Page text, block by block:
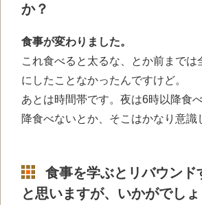
か？
食事が変わりました。
これ食べると太るな、とか前までは
にしたことなかったんですけど。
あとは時間帯です。夜は6時以降食
降食べないとか、そこはかなり意識
食事を学ぶとリバウンド
と思いますが、いかがでしょ